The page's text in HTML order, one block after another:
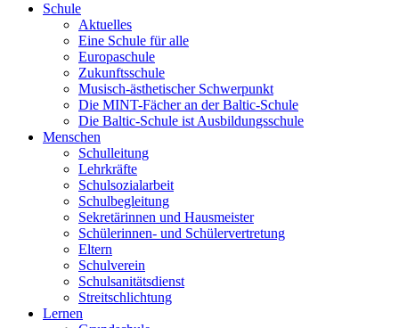
Schule
Aktuelles
Eine Schule für alle
Europaschule
Zukunftsschule
Musisch-ästhetischer Schwerpunkt
Die MINT-Fächer an der Baltic-Schule
Die Baltic-Schule ist Ausbildungsschule
Menschen
Schulleitung
Lehrkräfte
Schulsozialarbeit
Schulbegleitung
Sekretärinnen und Hausmeister
Schülerinnen- und Schülervertretung
Eltern
Schulverein
Schulsanitätsdienst
Streitschlichtung
Lernen